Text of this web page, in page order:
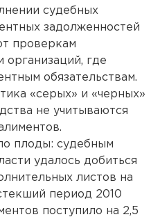
судебных
задолженностей
проверкам
организаций, где
обязательствам.
«серых» и «черных»
не учитываются
плоды: судебным
удалось добиться
листов на
период 2010
поступило на 2,5